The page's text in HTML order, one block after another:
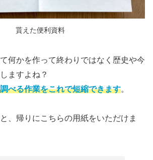
貰えた便利資料
何かを作って終わりではなく歴史や今
ますよね？
調べる作業をこれで短縮できます。
、帰りにこちらの用紙をいただけま